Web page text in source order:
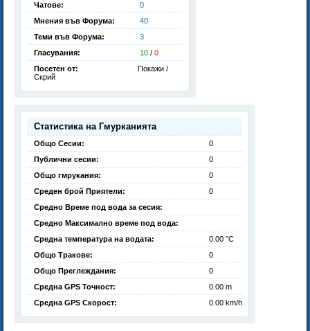
Чатове:
0
Мнения във Форума:
40
Теми във Форума:
3
Гласувания:
10 / 0
Посетен от:
Покажи /
Скрий
Статистика на Гмурканията
Общо Сесии:
0
Публични сесии:
0
Общо гмрукания:
0
Среден брой Приятели:
0
Средно Време под вода за сесия:
Средно Максимално време под вода:
Средна температура на водата:
0.00 °C
Общо Тракове:
0
Общо Преглеждания:
0
Средна GPS Точност:
0.00 m
Средна GPS Скорост:
0.00 km/h